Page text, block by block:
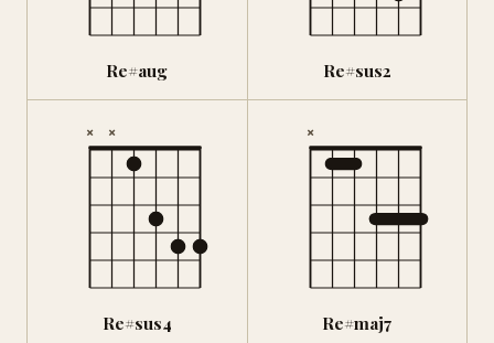
Re#aug Re#sus2
× ×
Re#sus4
×
Re#maj7